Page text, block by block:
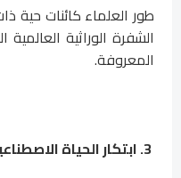
طور العلماء كائنات حية
الشفرة الوراثية
المعروفة.